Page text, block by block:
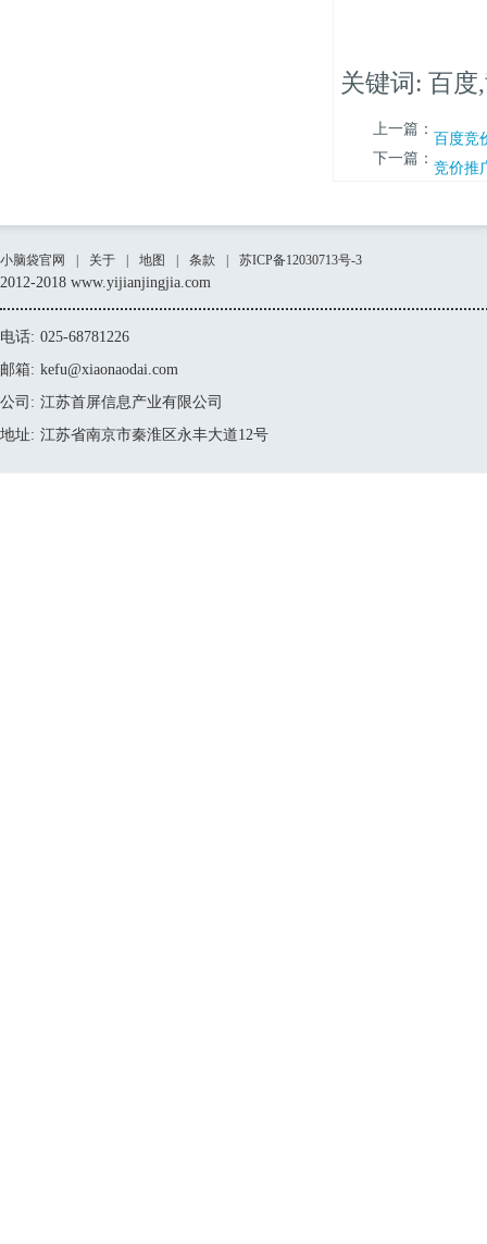
关键词: 百
上一篇： 百度竞
下一篇： 竞价推
小脑袋官网 关于 地图 条款 苏ICP备12030713号-3
2012-2018 www.yijianjingjia.com
电话: 025-68781226
邮箱: kefu@xiaonaodai.com
公司: 江苏首屏信息产业有限公司
地址: 江苏省南京市秦淮区永丰大道12号